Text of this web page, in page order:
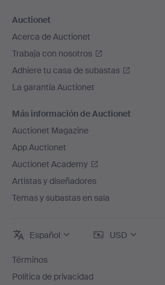
Auctionet
Acerca de Auctionet
Trabaja con nosotros
Adhiere tu casa de subastas
La garantía Auctionet
Más información de Auctionet
Auctionet Magazine
App Auctionet
Auctionet Academy
Artistas y diseñadores
Temas y subastas en sala
Español USD
Términos
Política de privacidad